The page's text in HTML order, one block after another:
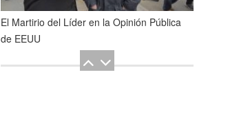
El Martirio del Líder en la Opinión Pública
de EEUU